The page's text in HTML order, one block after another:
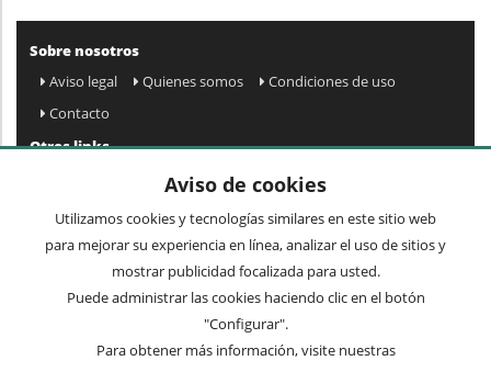
Sobre nosotros
Aviso legal
Quienes somos
Condiciones de uso
Contacto
Otros links
Preguntas frecuentes
Mi cuenta
Condiciones de envío y devolución
Newsletter
Acepto privacidad
Aviso de cookies
Utilizamos cookies y tecnologías similares en este sitio web
para mejorar su experiencia en línea, analizar el uso de sitios y
mostrar publicidad focalizada para usted.
Puede administrar las cookies haciendo clic en el botón
"Configurar".
Para obtener más información, visite nuestras